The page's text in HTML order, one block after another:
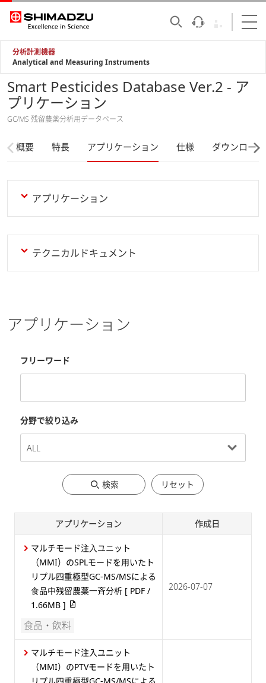
分析計測機器
Analytical and Measuring Instruments
Smart Pesticides Database Ver.2 - ア
プリケーション
GC/MS 残留農薬分析用データベース
概要 特長 アプリケーション 仕様 ダウンロード
アプリケーション
テクニカルドキュメント
アプリケーション
フリーワード
分野で絞り込み
検索 リセット
アプリケーション 作成日
マルチモード注⼊ユニット
（MMI）のSPLモードを⽤いたト
リプル四重極型GC-MS/MSによる
⾷品中残留農薬⼀⻫分析 [ PDF /
1.66MB ]
食品・飲料
2026-07-07
マルチモード注入ユニット
（MMI）のPTVモードを用いたト